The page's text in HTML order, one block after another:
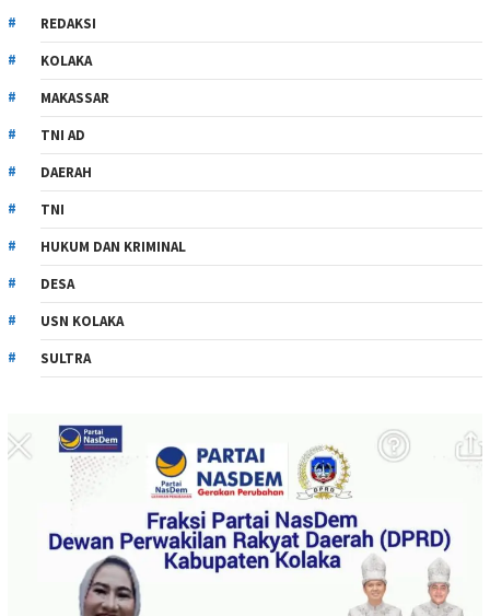
REDAKSI
KOLAKA
MAKASSAR
TNI AD
DAERAH
TNI
HUKUM DAN KRIMINAL
DESA
USN KOLAKA
SULTRA